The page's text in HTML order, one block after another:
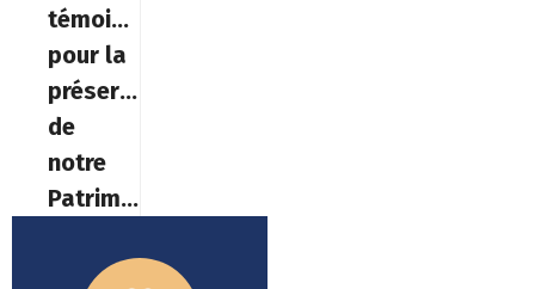
témoigner
pour la
préservation
de
notre
Patrimoine